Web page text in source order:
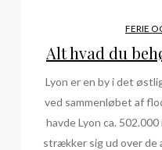
FERIE
Alt hvad du
Lyon er en by i det
ved sammenløbet af
havde Lyon ca.
strækker sig ud over de